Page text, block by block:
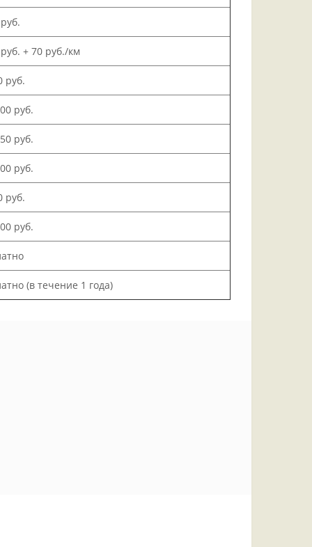
+ 70 руб./км
руб.
руб.
руб.
руб.
руб.
руб.
(в течение 1 года)